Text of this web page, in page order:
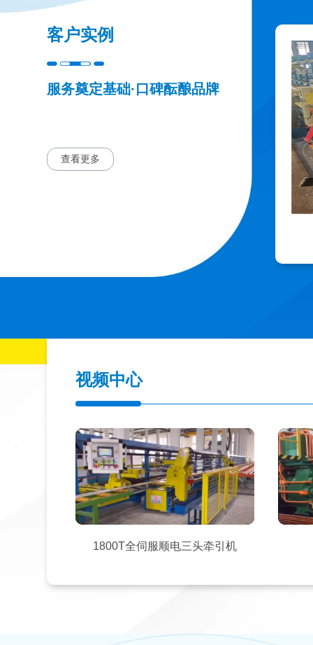
客户实例
服务奠定基础·口碑酝酿品牌
查看更多
视频中心
1800T全伺服顺电三头牵引机